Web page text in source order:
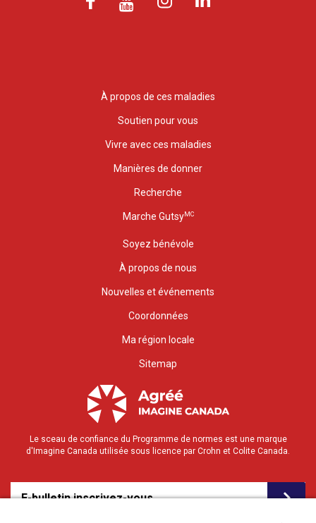
À propos de ces maladies
Soutien pour vous
Vivre avec ces maladies
Manières de donner
Recherche
Marche GutsyMC
Soyez bénévole
À propos de nous
Nouvelles et événements
Coordonnées
Ma région locale
Sitemap
Le sceau de confiance du Programme de normes est une marque
d'Imagine Canada utilisée sous licence par Crohn et Colite Canada.
E-bulletin inscrivez-vous